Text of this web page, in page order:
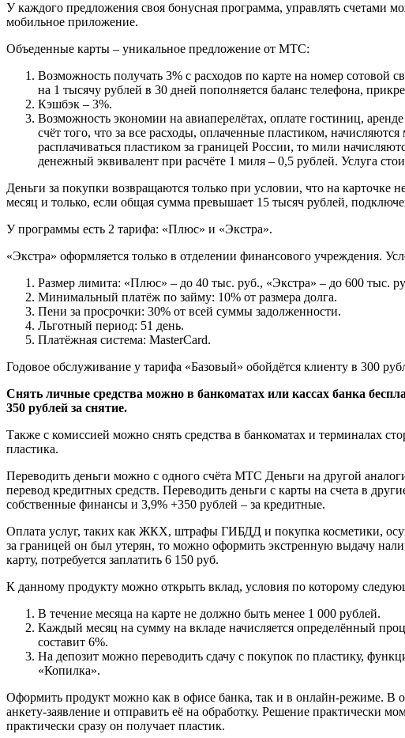
У каждого предложения своя бонусная программа, управлять счетами
мобильное приложение.
Объеденные карты – уникальное предложение от МТС:
Возможность получать 3% с расходов по карте на номер сотовой
на 1 тысячу рублей в 30 дней пополняется баланс телефона,
Кэшбэк – 3%.
Возможность экономии на авиаперелётах, оплате гостиниц,
счёт того, что за все расходы, оплаченные пластиком,
расплачиваться пластиком за границей России, то мили
денежный эквивалент при расчёте 1 миля – 0,5 рублей. Услуга
Деньги за покупки возвращаются только при условии, что на карточке
месяц и только, если общая сумма превышает 15 тысяч рублей,
У программы есть 2 тарифа: «Плюс» и «Экстра».
«Экстра» оформляется только в отделении финансового учреждения.
Размер лимита: «Плюс» – до 40 тыс. руб., «Экстра» – до 600 тыс.
Минимальный платёж по займу: 10% от размера долга.
Пени за просрочки: 30% от всей суммы задолженности.
Льготный период: 51 день.
Платёжная система: MasterCard.
Годовое обслуживание у тарифа «Базовый» обойдётся клиенту в 300
Снять личные средства можно в банкоматах или кассах банка
350 рублей за снятие.
Также с комиссией можно снять средства в банкоматах и терминалах
пластика.
Переводить деньги можно с одного счёта МТС Деньги на другой
перевод кредитных средств. Переводить деньги с карты на счета в
собственные финансы и 3,9% +350 рублей – за кредитные.
Оплата услуг, таких как ЖКХ, штрафы ГИБДД и покупка косметики,
за границей он был утерян, то можно оформить экстренную выдачу
карту, потребуется заплатить 6 150 руб.
К данному продукту можно открыть вклад, условия по которому
В течение месяца на карте не должно быть менее 1 000 рублей.
Каждый месяц на сумму на вкладе начисляется определённый
составит 6%.
На депозит можно переводить сдачу с покупок по пластику,
«Копилка».
Оформить продукт можно как в офисе банка, так и в онлайн-режиме. В
анкету-заявление и отправить её на обработку. Решение практически
практически сразу он получает пластик.